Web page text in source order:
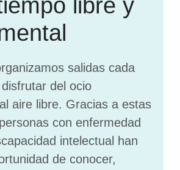
libre y
salidas cada
del ocio
aire libre. Gracias a estas
con enfermedad
intelectual han
de conocer,